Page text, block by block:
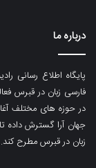
درباره ما
پایگاه اطلاع رسانی
جهان آرا گسترش داده
زبان در قبرس مطرح کند.